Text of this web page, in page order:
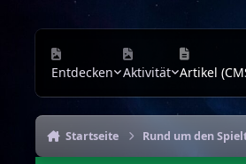
Entdecken Aktivität Artikel
Startseite Rund um den